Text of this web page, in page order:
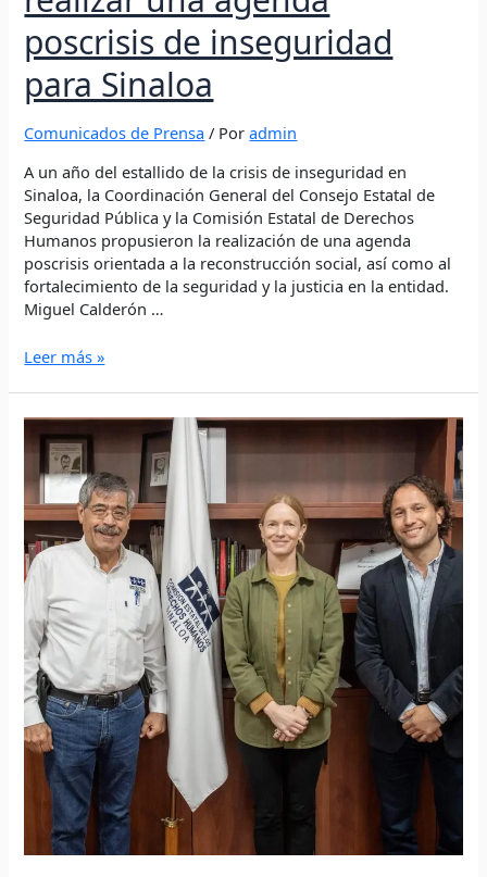
poscrisis de inseguridad
para Sinaloa
Comunicados de Prensa / Poradmin
A un año del estallido de la crisis de inseguridad en
Sinaloa, la Coordinación General del Consejo Estatal de
Seguridad Pública y la Comisión Estatal de Derechos
Humanos propusieron la realización de una agenda
poscrisis orientada a la reconstrucción social, así como al
fortalecimiento de la seguridad y la justicia en la entidad.
Miguel Calderón …
Leer más »
Oficina
en
México
del
Alto
Comisionado
de
la
ONU
–
DH
reconoce
el
trabajo
de
CEDH
Sinaloa